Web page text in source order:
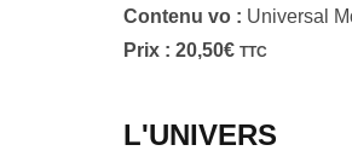
Contenu vo : Universal
Prix : 20,50€ TTC
L'UNIVERS